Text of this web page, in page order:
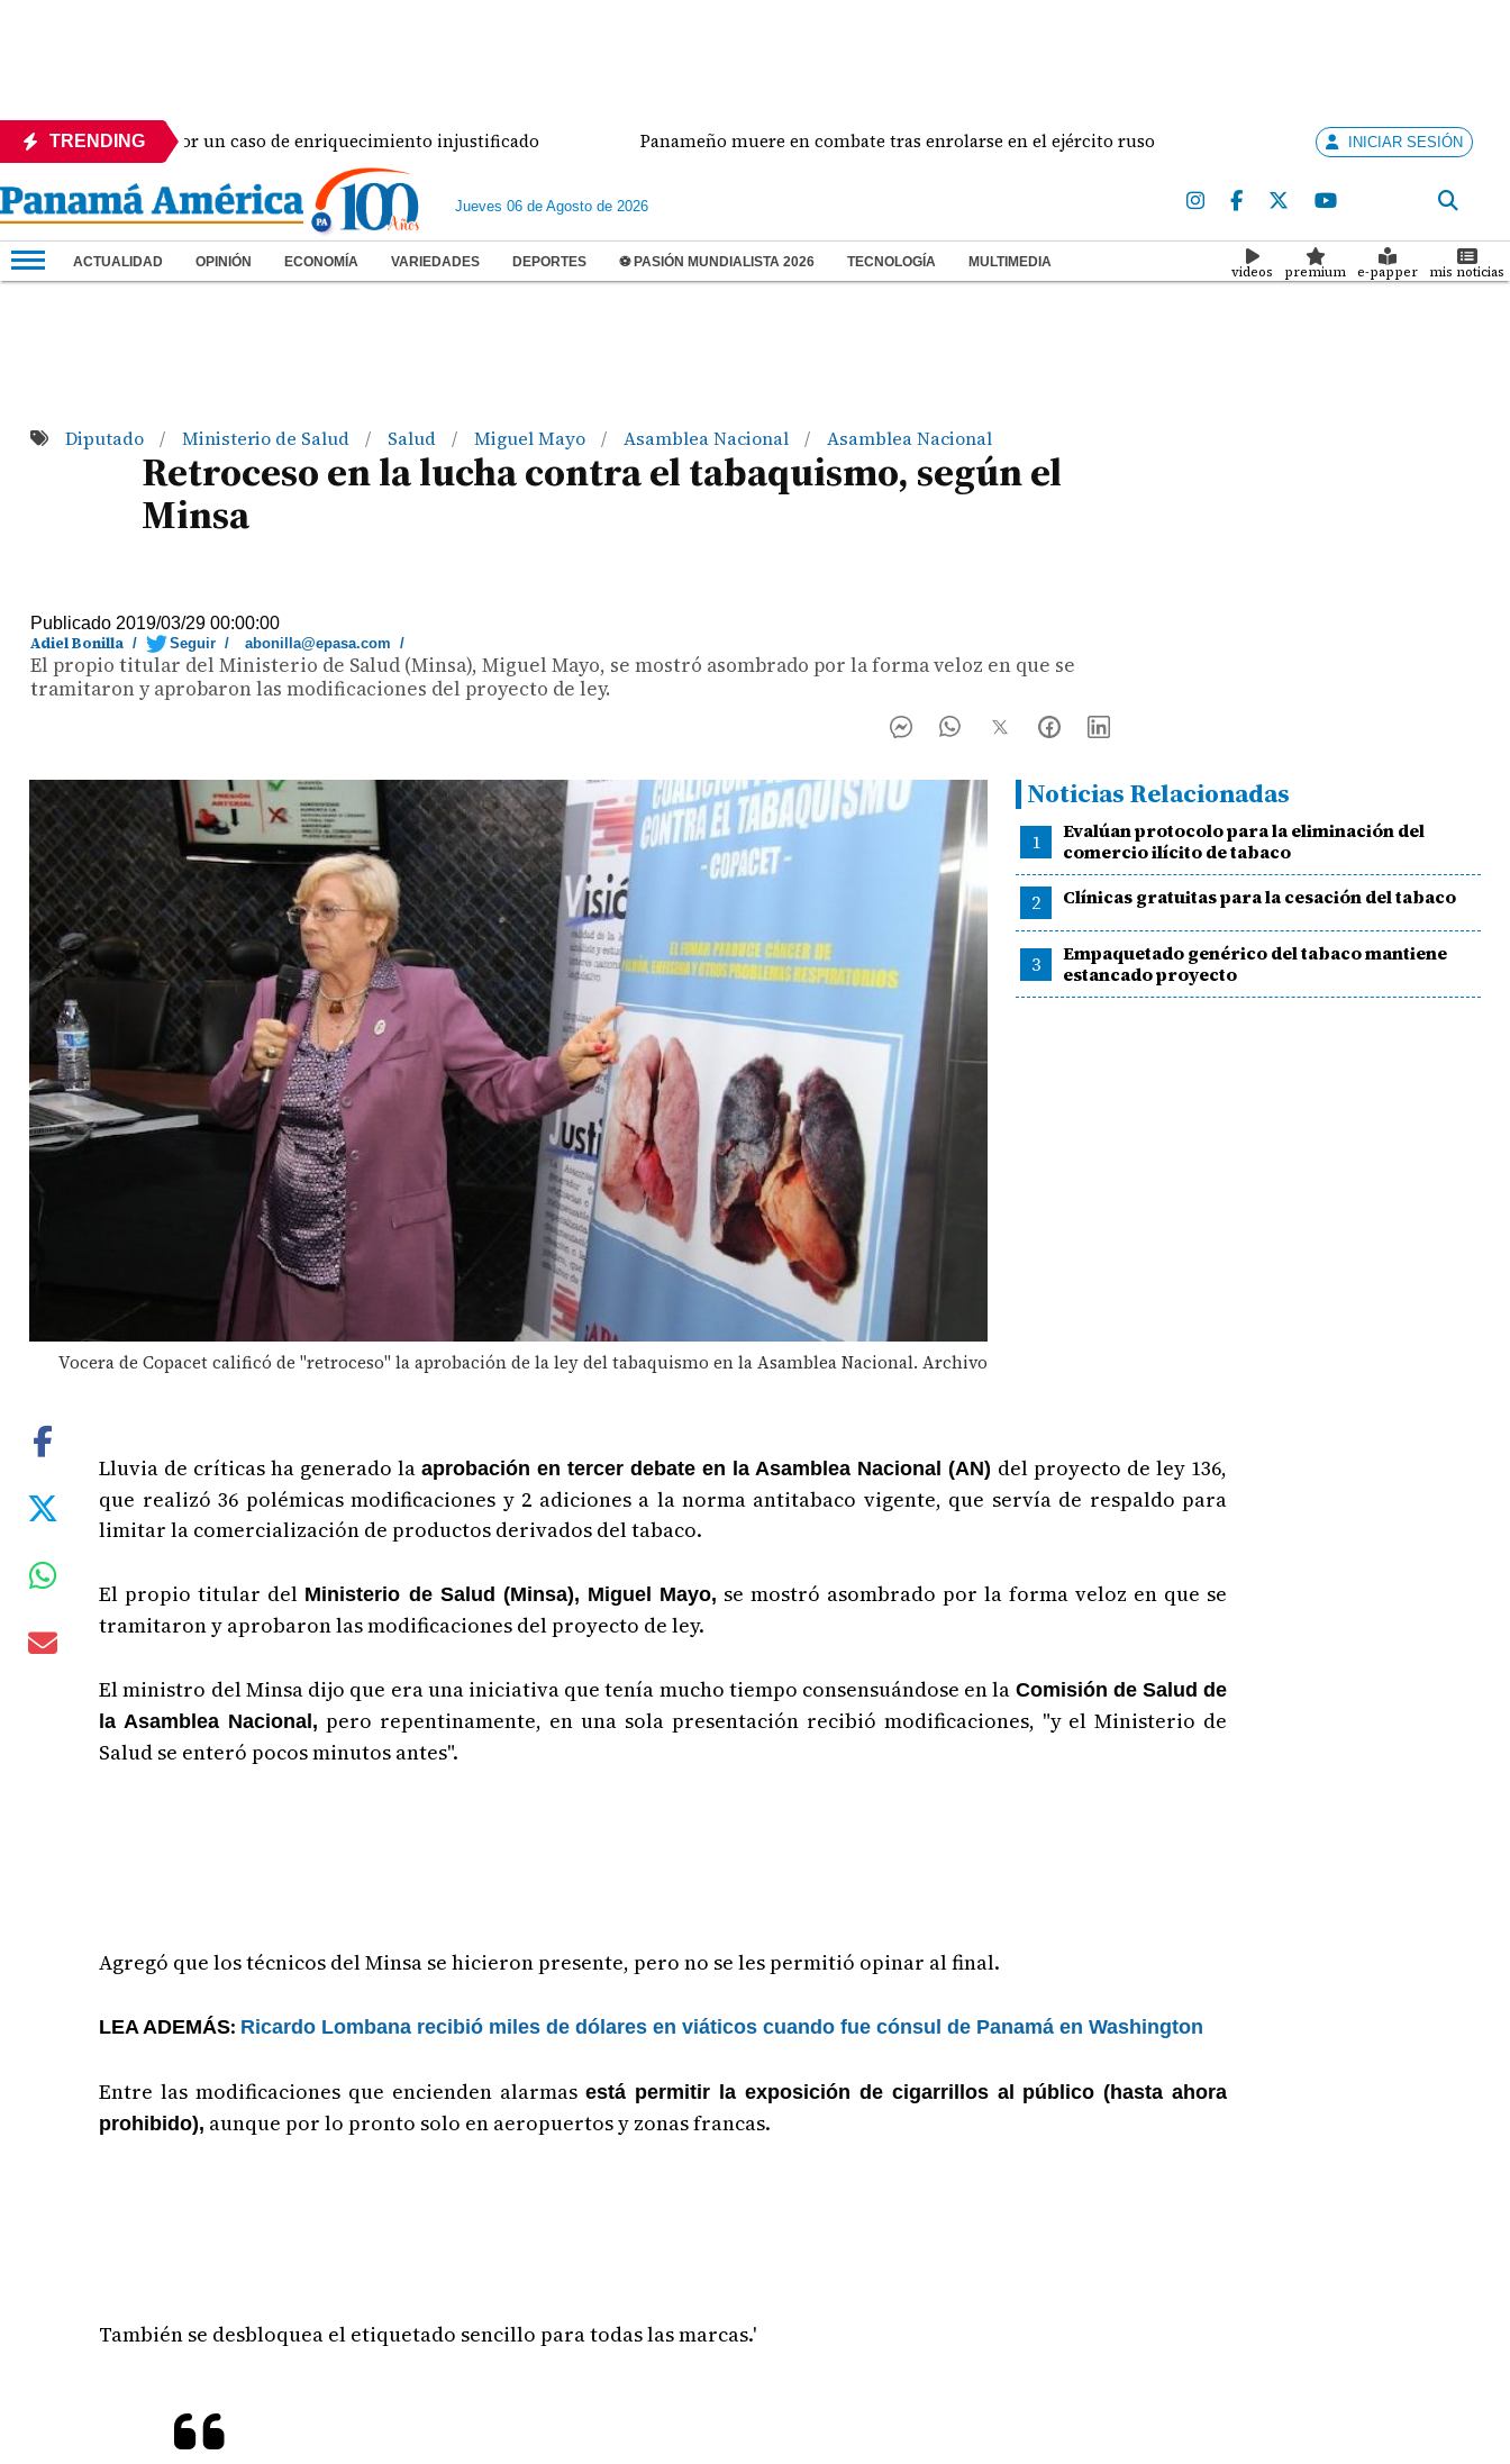
TRENDING
en prisión por un caso de enriquecimiento injustificado Panameño muere en combate tras enrolarse en el ejército ruso Hallan arma de fuego en la mochila de
INICIAR SESIÓN
Jueves 06 de Agosto de 2026
ACTUALIDAD OPINIÓN ECONOMÍA VARIEDADES DEPORTES ⚽ PASIÓN MUNDIALISTA 2026 TECNOLOGÍA MULTIMEDIA
videos premium e-papper mis noticias
Diputado / Ministerio de Salud / Salud / Miguel Mayo / Asamblea Nacional / Asamblea Nacional
Retroceso en la lucha contra el tabaquismo, según el
Minsa
Publicado 2019/03/29 00:00:00
Adiel Bonilla / Seguir / abonilla@epasa.com /
El propio titular del Ministerio de Salud (Minsa), Miguel Mayo, se mostró asombrado por la forma veloz en que se
tramitaron y aprobaron las modificaciones del proyecto de ley.
Vocera de Copacet calificó de "retroceso" la aprobación de la ley del tabaquismo en la Asamblea Nacional. Archivo
Noticias Relacionadas
1
Evalúan protocolo para la eliminación del
comercio ilícito de tabaco
2 Clínicas gratuitas para la cesación del tabaco
3
Empaquetado genérico del tabaco mantiene
estancado proyecto
Lluvia de críticas ha generado laaprobación en tercer debate en la Asamblea Nacional (AN) del proyecto de ley 136,
que realizó 36 polémicas modificaciones y 2 adiciones a la norma antitabaco vigente, que servía de respaldo para
limitar la comercialización de productos derivados del tabaco.
El propio titular del Ministerio de Salud (Minsa), Miguel Mayo, se mostró asombrado por la forma veloz en que se
tramitaron y aprobaron las modificaciones del proyecto de ley.
El ministro del Minsa dijo que era una iniciativa que tenía mucho tiempo consensuándose en la Comisión de Salud de
la Asamblea Nacional, pero repentinamente, en una sola presentación recibió modificaciones, "y el Ministerio de
Salud se enteró pocos minutos antes".
Agregó que los técnicos del Minsa se hicieron presente, pero no se les permitió opinar al final.
LEA ADEMÁS: Ricardo Lombana recibió miles de dólares en viáticos cuando fue cónsul de Panamá en Washington
Entre las modificaciones que encienden alarmas está permitir la exposición de cigarrillos al público (hasta ahora
prohibido), aunque por lo pronto solo en aeropuertos y zonas francas.
También se desbloquea el etiquetado sencillo para todas las marcas.'